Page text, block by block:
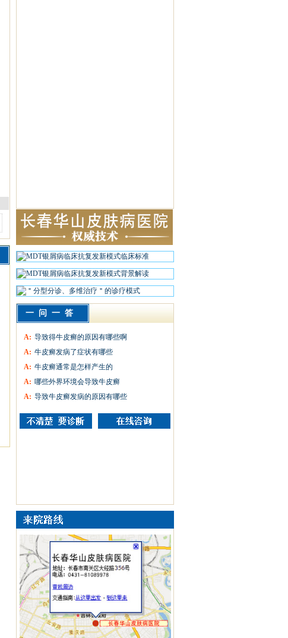
一问一答
A: 导致得牛皮癣的原因有哪些啊
A: 牛皮癣发病了症状有哪些
A: 牛皮癣通常是怎样产生的
A: 哪些外界环境会导致牛皮癣
A: 导致牛皮癣发病的原因有哪些